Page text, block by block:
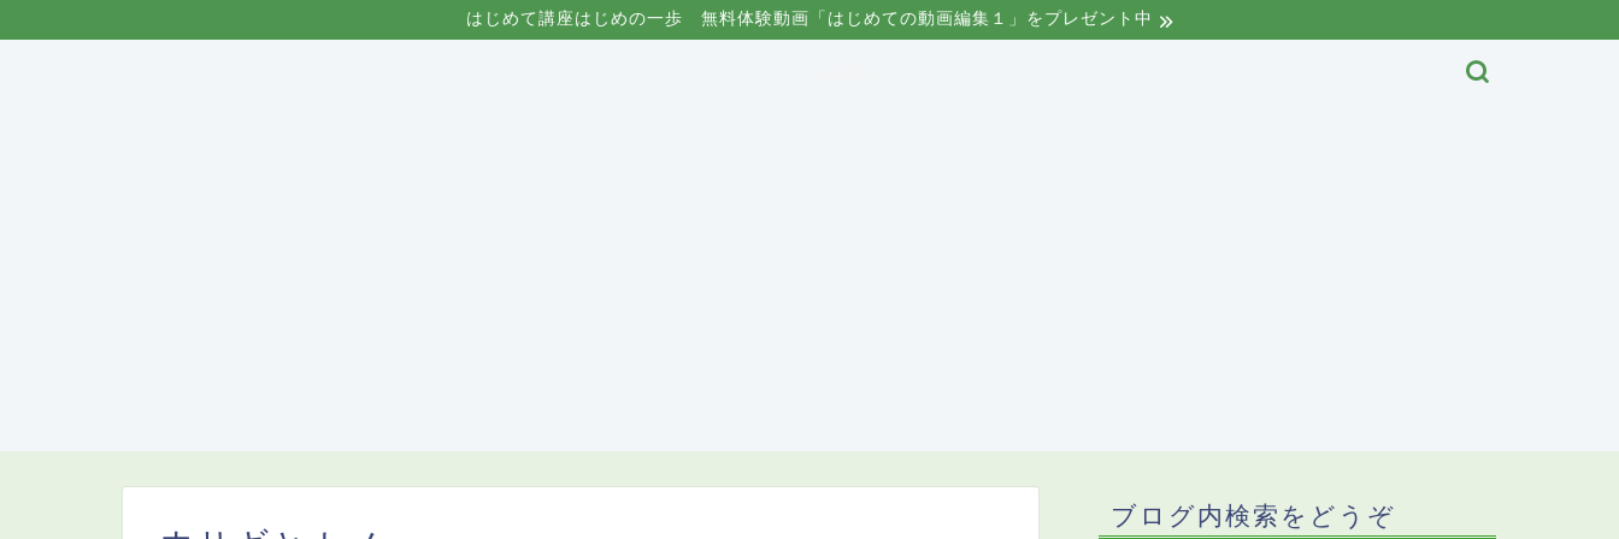
はじめて講座はじめの一歩 無料体験動画「はじめての動画編集１」をプレゼント中
ブログ内検索をどうぞ